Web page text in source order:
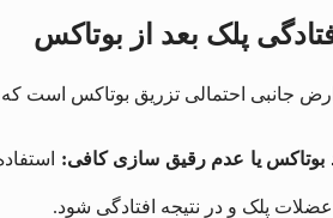
پلک بعد از بوتاکس
جانبی احتمالی تزریق بوتاکس است که
بوتاکس یا عدم رقیق ‌سازی کافی:
پلک و در نتیجه افتادگی شود.